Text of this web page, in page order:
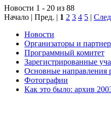
Новости 1 - 20 из 88
Начало | Пред. | 1 2 3 4 5 |
Новости
Организаторы и
Программный комитет
Зарегистрированные
Основные направления
Фотографии
Как это было: архив